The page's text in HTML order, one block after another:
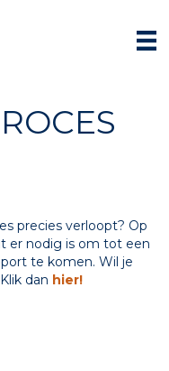
precies verloopt? Op
er nodig is om tot een
te komen. Wil je
dan hier!